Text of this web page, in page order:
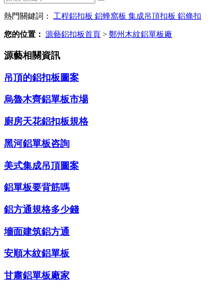
熱門關鍵詞： 工程鋁扣板 鋁蜂窩板 集成吊頂扣板 鋁條扣
您的位置： 源藝鋁扣板首頁 > 鄭州木紋鋁單板廠
源藝相關資訊
吊頂的鋁扣板圖案
烏魯木齊鋁單板市場
廚房天花鋁扣板規格
黑河鋁單板咨詢
美式集成吊頂圖案
鋁單板要背筋嗎
鋁方通規格多少錢
墻面建筑鋁方通
安順木紋鋁單板
甘肅鋁單板廠家